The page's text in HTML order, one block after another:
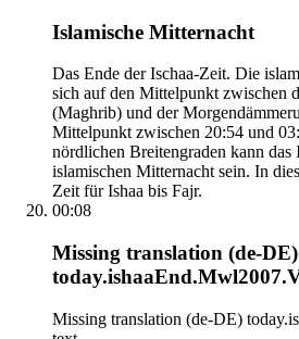
Islamische Mitternacht
Das Ende der Ischaa-Zeit. Die
sich auf den Mittelpunkt zwischen
(Maghrib) und der
Mittelpunkt zwischen 20:54 und
nördlichen Breitengraden kann das
islamischen Mitternacht sein. In
Zeit für Ishaa bis Fajr.
00:08
Missing translation (de-DE)
Missing translation (de-DE)